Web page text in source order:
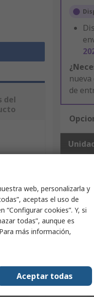
de
40 +
*precio
del
web, personalizarla y
aceptas el uso de
cookies”. Y, si
todas”, aunque es
más información,
Aceptar todas